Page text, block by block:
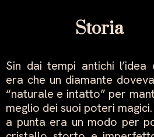
Storia
Sin dai tempi antichi l’idea
era che un diamante
“naturale e intatto” per
meglio dei suoi poteri
a punta era un modo per